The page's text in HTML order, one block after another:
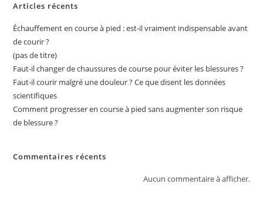
Articles récents
Échauffement en course à pied : est-il vraiment indispensable avant
de courir ?
(pas de titre)
Faut-il changer de chaussures de course pour éviter les blessures ?
Faut-il courir malgré une douleur ? Ce que disent les données
scientifiques
Comment progresser en course à pied sans augmenter son risque
de blessure ?
Commentaires récents
Aucun commentaire à afficher.